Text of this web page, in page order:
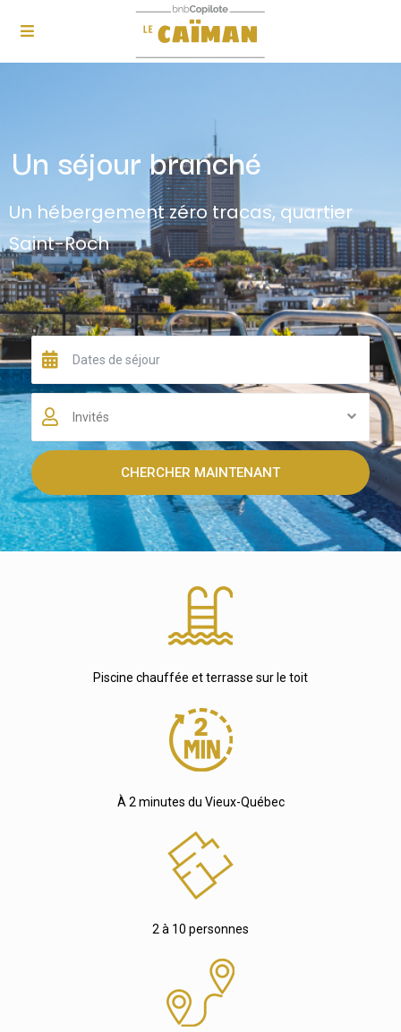
Un séjour branché
Un hébergement zéro tracas, quartier
Saint-Roch
Invités
CHERCHER MAINTENANT
Piscine chauffée et terrasse sur le toit
À 2 minutes du Vieux-Québec
2 à 10 personnes